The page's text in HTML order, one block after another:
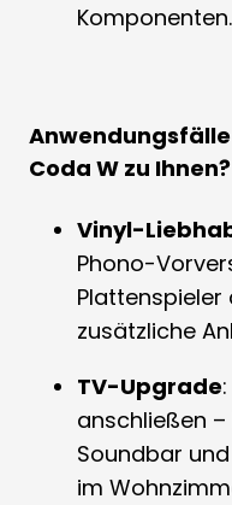
Komponenten.
Coda W zu Ihnen?
Vinyl-
Phono-
Plattenspieler
zusätzliche
TV-Upgrade
anschließen
Soundbar
im